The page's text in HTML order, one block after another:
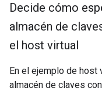
Decide cómo
almacén de
el host virtual
En el ejemplo de
almacén de claves